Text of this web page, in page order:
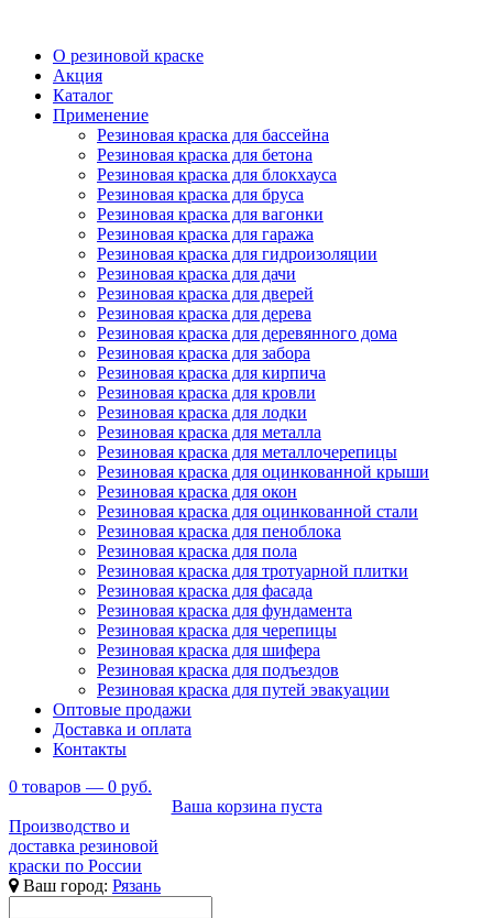
О резиновой краске
Акция
Каталог
Применение
Резиновая краска для бассейна
Резиновая краска для бетона
Резиновая краска для блокхауса
Резиновая краска для бруса
Резиновая краска для вагонки
Резиновая краска для гаража
Резиновая краска для гидроизоляции
Резиновая краска для дачи
Резиновая краска для дверей
Резиновая краска для дерева
Резиновая краска для деревянного дома
Резиновая краска для забора
Резиновая краска для кирпича
Резиновая краска для кровли
Резиновая краска для лодки
Резиновая краска для металла
Резиновая краска для металлочерепицы
Резиновая краска для оцинкованной крыши
Резиновая краска для окон
Резиновая краска для оцинкованной стали
Резиновая краска для пеноблока
Резиновая краска для пола
Резиновая краска для тротуарной плитки
Резиновая краска для фасада
Резиновая краска для фундамента
Резиновая краска для черепицы
Резиновая краска для шифера
Резиновая краска для подъездов
Резиновая краска для путей эвакуации
Оптовые продажи
Доставка и оплата
Контакты
0 товаров — 0 руб.
Ваша корзина пуста
Производство и
доставка резиновой
краски по России
Ваш город: Рязань